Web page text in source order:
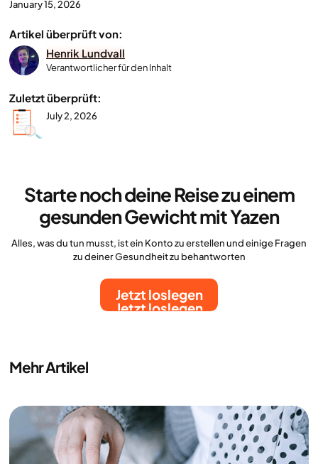
January 15, 2026
Artikel überprüft von:
Henrik Lundvall
Verantwortlicher für den Inhalt
Zuletzt überprüft:
July 2, 2026
Starte noch deine Reise zu einem
gesunden Gewicht mit Yazen
Alles, was du tun musst, ist ein Konto zu erstellen und einige Fragen
zu deiner Gesundheit zu behantworten
Jetzt loslegen
Jetzt loslegen
Mehr Artikel